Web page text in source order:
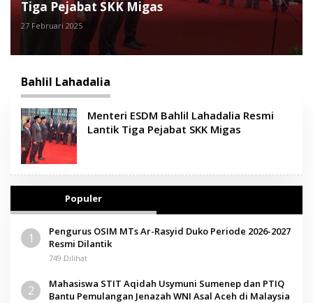
Tiga Pejabat SKK Migas
27 Februari 2025
Bahlil Lahadalia
Menteri ESDM Bahlil Lahadalia Resmi
Lantik Tiga Pejabat SKK Migas
Populer
1
Pengurus OSIM MTs Ar-Rasyid Duko Periode 2026-2027
Resmi Dilantik
749 Dilihat
2
Mahasiswa STIT Aqidah Usymuni Sumenep dan PTIQ
Bantu Pemulangan Jenazah WNI Asal Aceh di Malaysia